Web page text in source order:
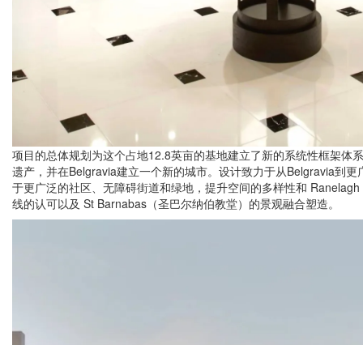
项目的总体规划为这个占地12.8英亩的基地建立了新的系统性框架体
遗产，并在Belgravia建立一个新的城市。设计致力于从Belgravia到
于更广泛的社区、无障碍街道和绿地，提升空间的多样性和
线的认可以及 St Barnabas（圣巴尔纳伯教堂）的景观融合塑造。